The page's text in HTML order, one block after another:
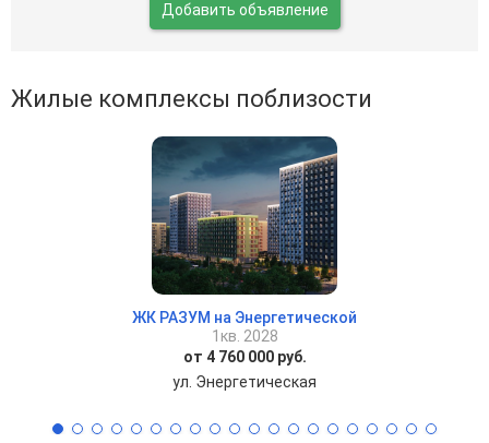
Добавить объявление
Жилые комплексы поблизости
ЖК РАЗУМ на Энергетической
1кв. 2028
от 4 760 000 руб.
ул. Энергетическая